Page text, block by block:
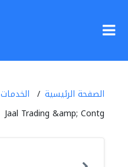
الصفحة الرئيسية الخدمات
Jaal Trading &amp; Contg